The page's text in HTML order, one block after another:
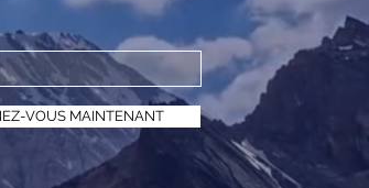
VOUS MAINTENANT